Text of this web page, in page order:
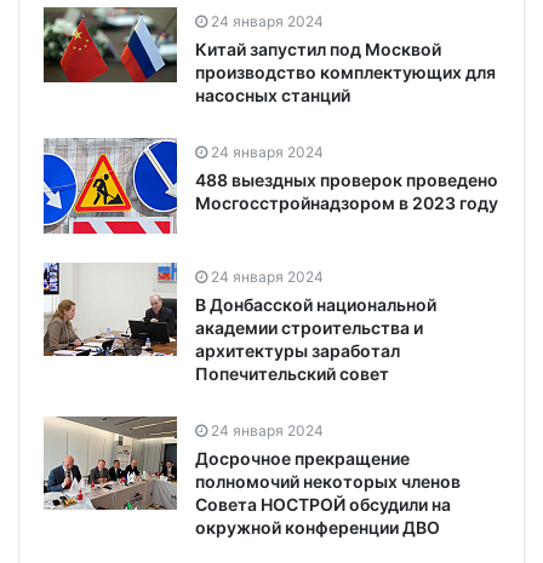
24 января 2024
Китай запустил под Москвой
производство комплектующих для
насосных станций
24 января 2024
488 выездных проверок проведено
Мосгосстройнадзором в 2023 году
24 января 2024
В Донбасской национальной
академии строительства и
архитектуры заработал
Попечительский совет
24 января 2024
Досрочное прекращение
полномочий некоторых членов
Совета НОСТРОЙ обсудили на
окружной конференции ДВО